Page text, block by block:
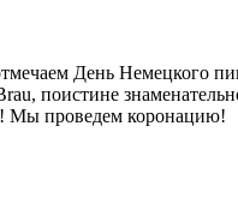
День Немецкого
поистине
Мы проведем коронацию!